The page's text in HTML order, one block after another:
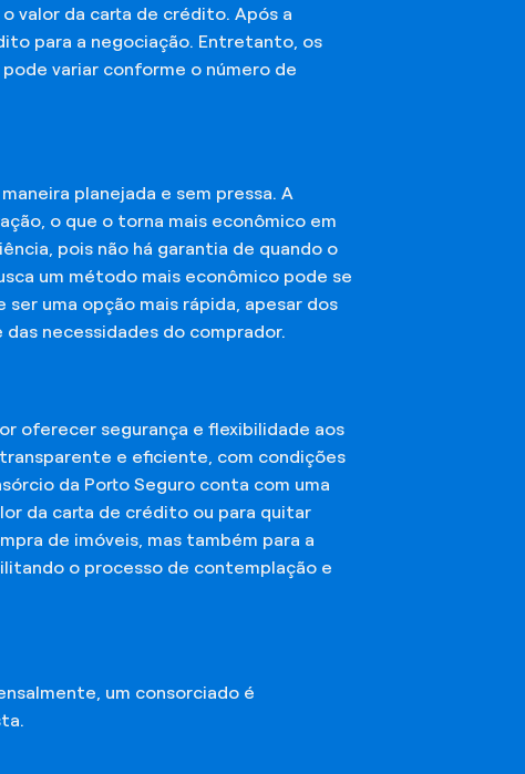
valor da carta de crédito. Após a
para a negociação. Entretanto, os
variar conforme o número de
planejada e sem pressa. A
o que o torna mais econômico em
pois não há garantia de quando o
um método mais econômico pode se
uma opção mais rápida, apesar dos
necessidades do comprador.
oferecer segurança e flexibilidade aos
e eficiente, com condições
da Porto Seguro conta com uma
da carta de crédito ou para quitar
de imóveis, mas também para a
o processo de contemplação e
um consorciado é